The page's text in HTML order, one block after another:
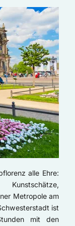
alle Ehre:
Metropole am
ist
mit den